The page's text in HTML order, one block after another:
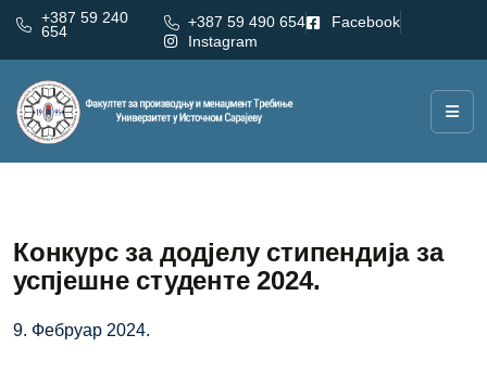
+387 59 240
654
+387 59 490 654
Facebook
Instagram
Конкурс за додјелу стипендија за
успјешне студенте 2024.
9. Фебруар 2024.